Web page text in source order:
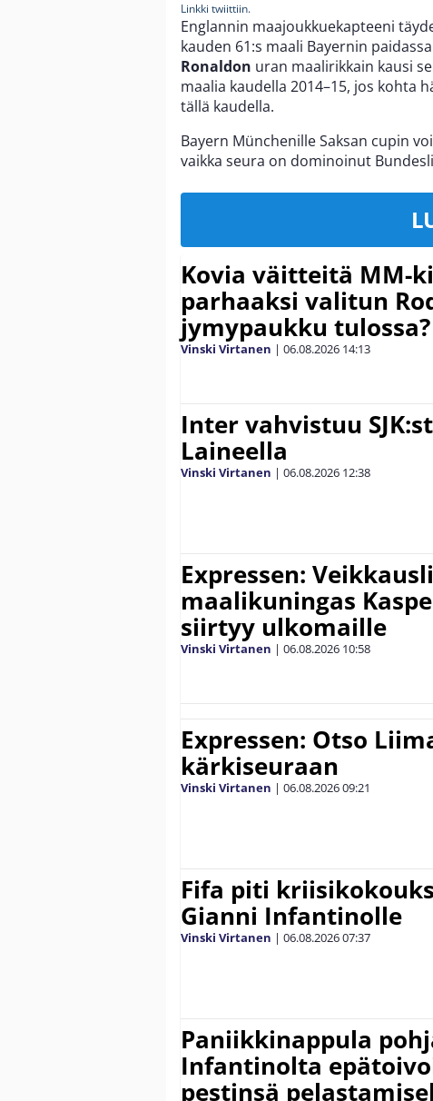
Linkki twiittiin.
Englannin maajoukkuekapteeni
kauden 61:s maali Bayernin
Ronaldon uran maalirikkain kausi
maalia kaudella 2014–15, jos kohta
tällä kaudella.
Bayern Münchenille Saksan cupin
vaikka seura on dominoinut
Kovia väitteitä MM-
parhaaksi valitun
jymypaukku tulossa?
Vinski Virtanen | 06.08.2026 14:13
Inter vahvistuu
Laineella
Vinski Virtanen | 06.08.2026 12:38
Expressen:
maalikuningas
siirtyy ulkomaille
Vinski Virtanen | 06.08.2026 10:58
Expressen: Otso
kärkiseuraan
Vinski Virtanen | 06.08.202609:21
Fifa piti
Gianni Infantinolle
Vinski Virtanen | 06.08.202607:37
Paniikkinappula
Infantinolta
pestinsä